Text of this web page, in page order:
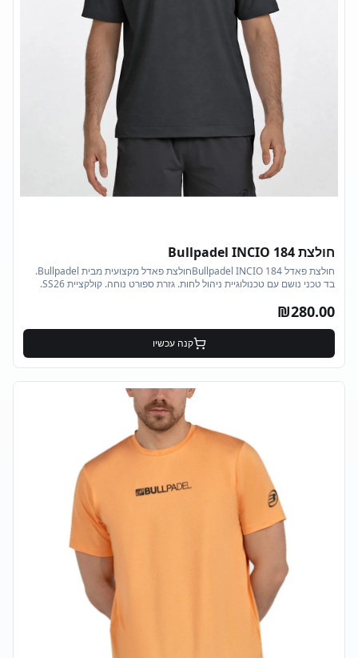
חולצת Bullpadel INCIO 184
חולצת פאדל Bullpadel INCIO 184חולצת פאדל מקצועית מבית Bullpadel.
בד טכני נושם עם טכנולוגיית ניהול לחות. גזרת ספורט נוחה. קולקציית SS26.
₪280.00
קנה עכשיו